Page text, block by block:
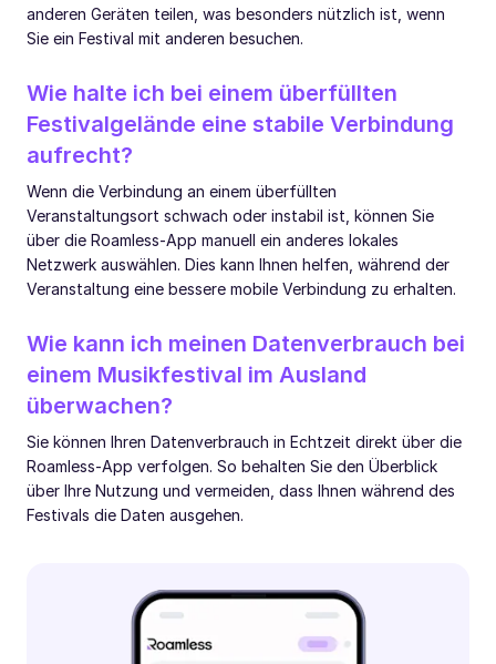
anderen Geräten teilen, was besonders nützlich ist, wenn
Sie ein Festival mit anderen besuchen.
Wie halte ich bei einem überfüllten
Festivalgelände eine stabile Verbindung
aufrecht?
Wenn die Verbindung an einem überfüllten
Veranstaltungsort schwach oder instabil ist, können Sie
über die Roamless-App manuell ein anderes lokales
Netzwerk auswählen. Dies kann Ihnen helfen, während der
Veranstaltung eine bessere mobile Verbindung zu erhalten.
Wie kann ich meinen Datenverbrauch bei
einem Musikfestival im Ausland
überwachen?
Sie können Ihren Datenverbrauch in Echtzeit direkt über die
Roamless-App verfolgen. So behalten Sie den Überblick
über Ihre Nutzung und vermeiden, dass Ihnen während des
Festivals die Daten ausgehen.